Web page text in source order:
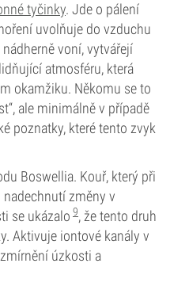
tyčinky. Jde o pálení
uvolňuje do vzduchu
voní, vytvářejí
atmosféru, která
okamžiku. Někomu se to
ale minimálně v případě
poznatky, které tento zvyk
Boswellia. Kouř, který při
změny v
se ukázalo 9, že tento druh
Aktivuje iontové kanály v
úzkosti a